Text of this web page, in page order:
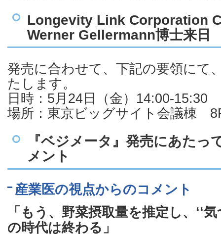
Longevity Link Corporation
Werner Gellermann博士来日
発売に合わせて、下記の要領にて
たします。
日時：5月24日（金）14:00-15:30
場所：東京ビッグサイト会議棟
『ベジメータ』発売にあたっ
メント
産業医の視点からのコメント
「もう、野菜摂取量を推定し、‘‘
の時代は終わる」